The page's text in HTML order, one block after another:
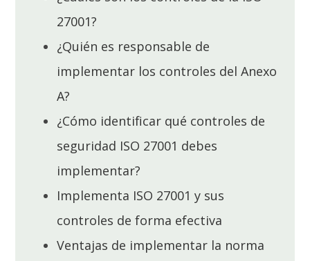
27001?
¿Quién es responsable de
implementar los controles del Anexo
A?
¿Cómo identificar qué controles de
seguridad ISO 27001 debes
implementar?
Implementa ISO 27001 y sus
controles de forma efectiva
Ventajas de implementar la norma